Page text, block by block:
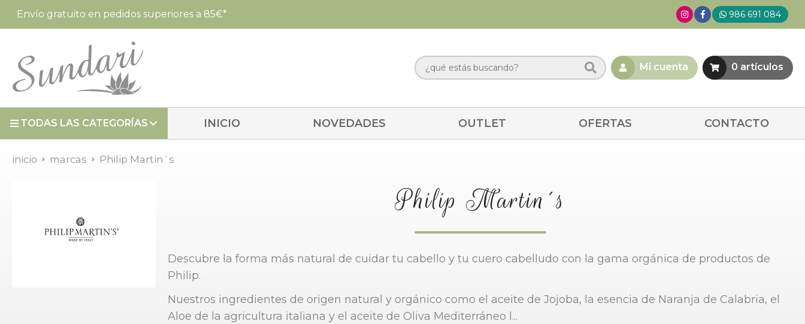
Envío gratuito en pedidos superiores a 85€* 986 691 084
Mi cuenta 0 artículos
TODAS LAS CATEGORÍAS INICIO NOVEDADES OUTLET OFERTAS CONTACTO
inicio marcas Philip Martin´s
Philip Martin´s
Descubre la forma más natural de cuidar tu cabello y tu cuero cabelludo con la gama orgánica de productos de
Philip.
Nuestros ingredientes de origen natural y orgánico como el aceite de Jojoba, la esencia de Naranja de Calabria, el
Aloe de la agricultura italiana y el aceite de Oliva Mediterráneo l ...